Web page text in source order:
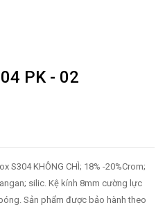
PK - 02
S304 KHÔNG CHÌ; 18% -20%Crom;
silic. Kệ kính 8mm cường lực
Sản phẩm được bảo hành theo